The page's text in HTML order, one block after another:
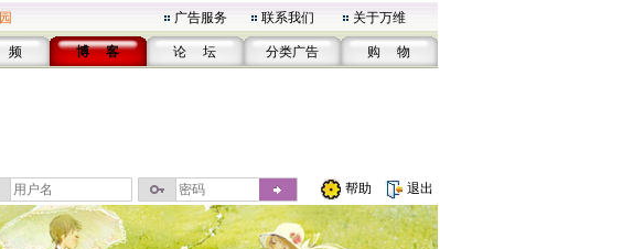
广告服务 联系我们 关于万维
频 博 客 论 坛 分类广告 购 物
帮助 退出